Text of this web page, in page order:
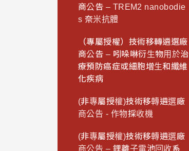
商公告 – TREM2 nanobodie
s 奈米抗體
（專屬授權）技術移轉遴選廠
商公告 – 吲哚啉衍生物用於治
療預防癌症或細胞增生和纖維
化疾病
(非專屬授權)技術移轉遴選廠
商公告 - 作物採收機
(非專屬授權)技術移轉遴選廠
商公告 – 鋰離子電池回收系